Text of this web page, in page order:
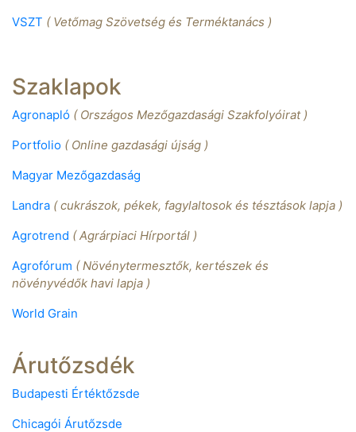
VSZT ( Vetőmag Szövetség és Terméktanács )
Szaklapok
Agronapló ( Országos Mezőgazdasági Szakfolyóirat )
Portfolio ( Online gazdasági újság )
Magyar Mezőgazdaság
Landra ( cukrászok, pékek, fagylaltosok és tésztások lapja )
Agrotrend ( Agrárpiaci Hírportál )
Agrofórum ( Növénytermesztők, kertészek és
növényvédők havi lapja )
World Grain
Árutőzsdék
Budapesti Értéktőzsde
Chicagói Árutőzsde